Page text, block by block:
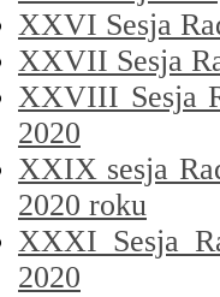
XXVI Sesja
XXVII Sesja
XXVIII Sesja
2020
XXIX sesja
2020 roku
XXXI Sesja
2020